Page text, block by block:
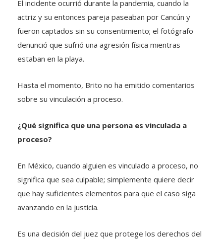
El incidente ocurrió durante la pandemia, cuando la
actriz y su entonces pareja paseaban por Cancún y
fueron captados sin su consentimiento; el fotógrafo
denunció que sufrió una agresión física mientras
estaban en la playa.
Hasta el momento, Brito no ha emitido comentarios
sobre su vinculación a proceso.
¿Qué significa que una persona es vinculada a
proceso?
En México, cuando alguien es vinculado a proceso, no
significa que sea culpable; simplemente quiere decir
que hay suficientes elementos para que el caso siga
avanzando en la justicia.
Es una decisión del juez que protege los derechos del